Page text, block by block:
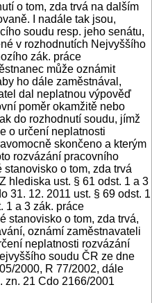
o tom, zda trvá na dalším
I nadále tak jsou,
soudu resp. jeho senátu,
v rozhodnutích Nejvyššího
zák. práce
může oznámit
ho dále zaměstnával,
dal neplatnou výpověď
poměr okamžitě nebo
do rozhodnutí soudu, jímž
o určení neplatnosti
skončeno a kterým
rozvázání pracovního
o tom, zda trvá
hlediska ust. § 61 odst. 1 a 3
31. 12. 2011 ust. § 69 odst. 1
1 a 3 zák. práce
stanovisko o tom, zda trvá,
oznámí zaměstnavateli
neplatnosti rozvázání
soudu ČR ze dne
2000, R 77/2002, dále
zn. 21 Cdo 2166/2001